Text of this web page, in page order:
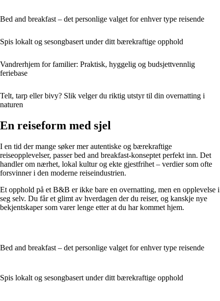
Bed and breakfast – det personlige valget for enhver type reisende
Spis lokalt og sesongbasert under ditt bærekraftige opphold
Vandrerhjem for familier: Praktisk, hyggelig og budsjettvennlig
feriebase
Telt, tarp eller bivy? Slik velger du riktig utstyr til din overnatting i
naturen
En reiseform med sjel
I en tid der mange søker mer autentiske og bærekraftige
reiseopplevelser, passer bed and breakfast-konseptet perfekt inn. Det
handler om nærhet, lokal kultur og ekte gjestfrihet – verdier som ofte
forsvinner i den moderne reiseindustrien.
Et opphold på et B&B er ikke bare en overnatting, men en opplevelse i
seg selv. Du får et glimt av hverdagen der du reiser, og kanskje nye
bekjentskaper som varer lenge etter at du har kommet hjem.
Bed and breakfast – det personlige valget for enhver type reisende
Spis lokalt og sesongbasert under ditt bærekraftige opphold